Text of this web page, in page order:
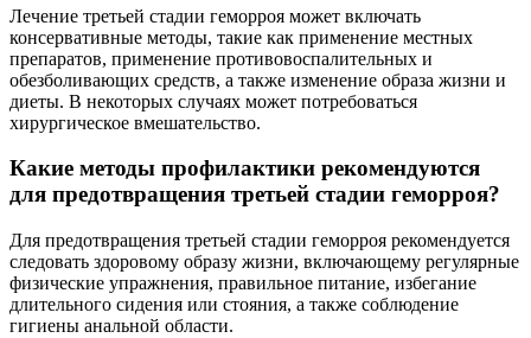
Лечение третьей стадии геморроя может включать
консервативные методы, такие как применение местных
препаратов, применение противовоспалительных и
обезболивающих средств, а также изменение образа жизни и
диеты. В некоторых случаях может потребоваться
хирургическое вмешательство.
Какие методы профилактики рекомендуются
для предотвращения третьей стадии геморроя?
Для предотвращения третьей стадии геморроя рекомендуется
следовать здоровому образу жизни, включающему регулярные
физические упражнения, правильное питание, избегание
длительного сидения или стояния, а также соблюдение
гигиены анальной области.